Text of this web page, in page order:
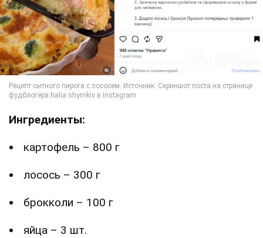
Ингредиенты:
картофель – 800 г
лосось – 300 г
брокколи – 100 г
яйца – 3 шт.